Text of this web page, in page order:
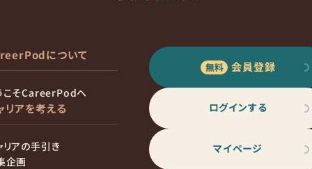
について
こそCareerPodへ
リアを考える
リアの手引き
企画
会員登録
ログインする
マイページ